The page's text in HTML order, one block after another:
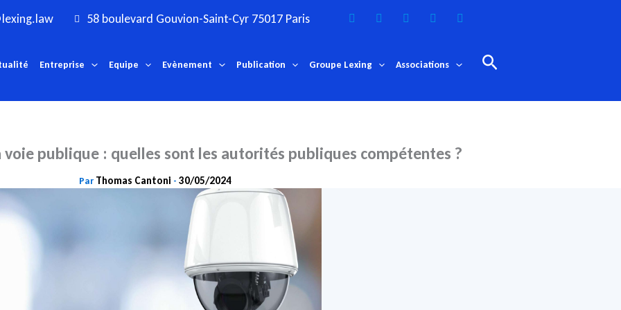
58 boulevard Gouvion-Saint-Cyr 75017 Paris
Entreprise Equipe Evènement Publication Groupe Lexing Associations Rechercher
publique : quelles sont les autorités publiques compétentes ?
Par Thomas Cantoni - 30/05/2024